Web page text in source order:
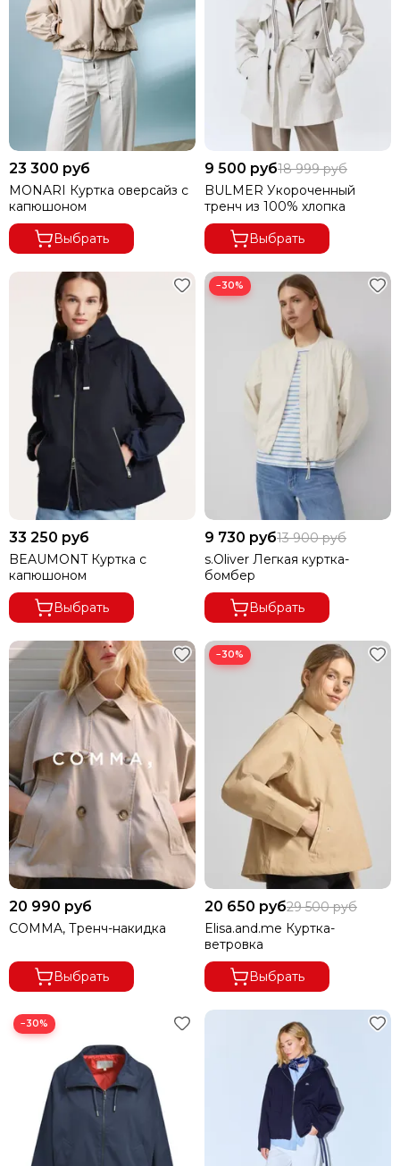
23 300 руб
MONARI Куртка оверсайз с
капюшоном
Выбрать
9 500 руб18 999 руб
BULMER Укороченный
тренч из 100% хлопка
Выбрать
33 250 руб
BEAUMONT Куртка с
капюшоном
Выбрать
−30%
9 730 руб13 900 руб
s.Oliver Легкая куртка-
бомбер
Выбрать
20 990 руб
COMMA, Тренч-накидка
Выбрать
−30%
20 650 руб29 500 руб
Elisa.and.me Куртка-
ветровка
Выбрать
−30%